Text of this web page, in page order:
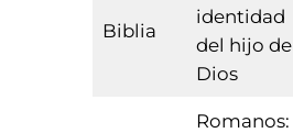
Biblia
identidad
del hijo de
Dios
Romanos: